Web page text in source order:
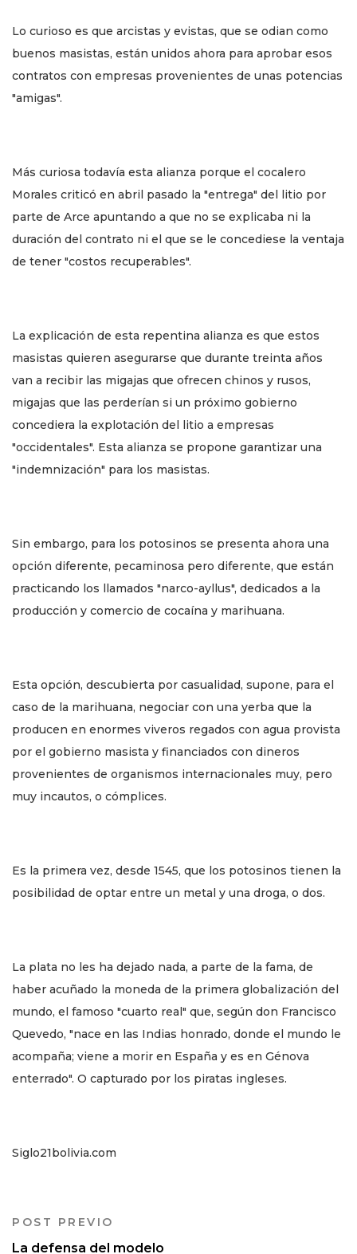
Lo curioso es que arcistas y evistas, que se odian como
buenos masistas, están unidos ahora para aprobar esos
contratos con empresas provenientes de unas potencias
"amigas".
Más curiosa todavía esta alianza porque el cocalero
Morales criticó en abril pasado la "entrega" del litio por
parte de Arce apuntando a que no se explicaba ni la
duración del contrato ni el que se le concediese la ventaja
de tener "costos recuperables".
La explicación de esta repentina alianza es que estos
masistas quieren asegurarse que durante treinta años
van a recibir las migajas que ofrecen chinos y rusos,
migajas que las perderían si un próximo gobierno
concediera la explotación del litio a empresas
"occidentales". Esta alianza se propone garantizar una
"indemnización" para los masistas.
Sin embargo, para los potosinos se presenta ahora una
opción diferente, pecaminosa pero diferente, que están
practicando los llamados "narco-ayllus", dedicados a la
producción y comercio de cocaína y marihuana.
Esta opción, descubierta por casualidad, supone, para el
caso de la marihuana, negociar con una yerba que la
producen en enormes viveros regados con agua provista
por el gobierno masista y financiados con dineros
provenientes de organismos internacionales muy, pero
muy incautos, o cómplices.
Es la primera vez, desde 1545, que los potosinos tienen la
posibilidad de optar entre un metal y una droga, o dos.
La plata no les ha dejado nada, a parte de la fama, de
haber acuñado la moneda de la primera globalización del
mundo, el famoso "cuarto real" que, según don Francisco
Quevedo, "nace en las Indias honrado, donde el mundo le
acompaña; viene a morir en España y es en Génova
enterrado". O capturado por los piratas ingleses.
Siglo21bolivia.com
POST PREVIO
La defensa del modelo